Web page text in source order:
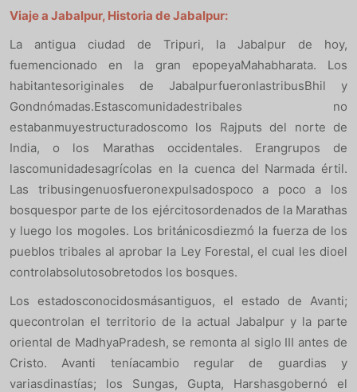
Viaje a Jabalpur, Historia de Jabalpur:
La antigua ciudad de Tripuri, la Jabalpur de hoy,
fuemencionado en la gran epopeyaMahabharata. Los
habitantesoriginales de JabalpurfueronlastribusBhil y
Gondnómadas.Estascomunidadestribales no
estabanmuyestructuradoscomo los Rajputs del norte de
India, o los Marathas occidentales. Erangrupos de
lascomunidadesagrícolas en la cuenca del Narmada értil.
Las tribusingenuosfueronexpulsadospoco a poco a los
bosquespor parte de los ejércitosordenados de la Marathas
y luego los mogoles. Los británicosdiezmó la fuerza de los
pueblos tribales al aprobar la Ley Forestal, el cual les dioel
controlabsolutosobretodos los bosques.
Los estadosconocidosmásantiguos, el estado de Avanti;
quecontrolan el territorio de la actual Jabalpur y la parte
oriental de MadhyaPradesh, se remonta al siglo III antes de
Cristo. Avanti teníacambio regular de guardias y
variasdinastías; los Sungas, Gupta, Harshasgobernó el